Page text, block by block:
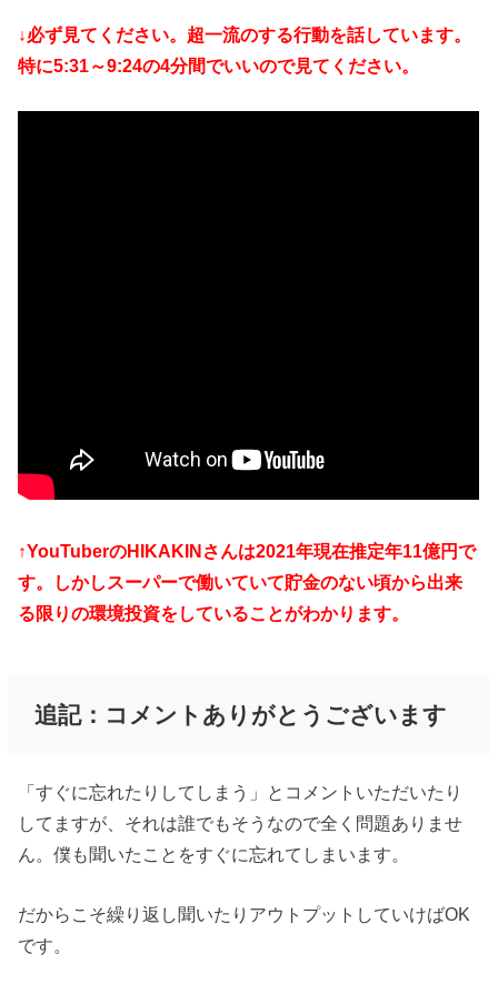
↓必ず見てください。超一流のする行動を話しています。
特に5:31～9:24の4分間でいいので見てください。
↑YouTuberのHIKAKINさんは2021年現在推定年11億円で
す。しかしスーパーで働いていて貯金のない頃から出来
る限りの環境投資をしていることがわかります。
追記：コメントありがとうございます
「すぐに忘れたりしてしまう」とコメントいただいたり
してますが、それは誰でもそうなので全く問題ありませ
ん。僕も聞いたことをすぐに忘れてしまいます。
だからこそ繰り返し聞いたりアウトプットしていけばOK
です。